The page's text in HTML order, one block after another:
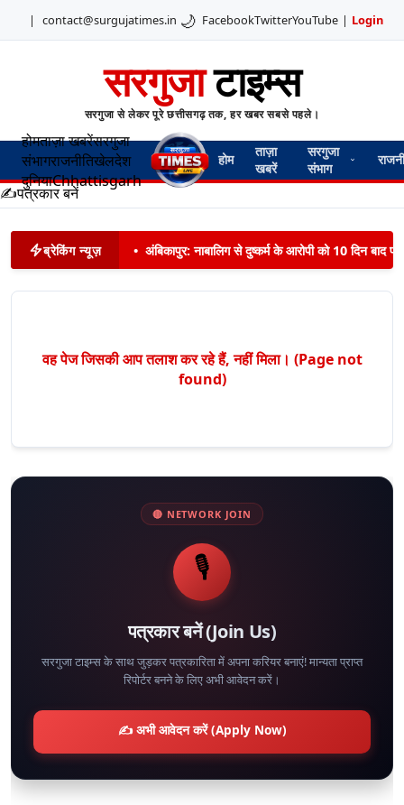
| contact@surgujatimes.in 🌙 FacebookTwitterYouTube | Login
सरगुजाटाइम्स
सरगुजा से लेकर पूरे छत्तीसगढ़ तक, हर खबर सबसे पहले।
होमताज़ा खबरेंसरगुजा
संभागराजनीतिखेलदेश
दुनियाChhattisgarh
होम
ताज़ा
खबरें
सरगुजा
संभाग
✍️पत्रकार बनें
ब्रेकिंग न्यूज़ • अंबिकापुर: नाबालिग से दुष्कर्म के आरोपी को 10 दिन बाद
वह पेज जिसकी आप तलाश कर रहे हैं, नहीं मिला। (Page not
found)
🔴 NETWORK JOIN
🎙️
पत्रकार बनें (Join Us)
सरगुजा टाइम्स के साथ जुड़कर पत्रकारिता में अपना करियर बनाएं! मान्यता प्राप्त
रिपोर्टर बनने के लिए अभी आवेदन करें।
✍️ अभी आवेदन करें (Apply Now)